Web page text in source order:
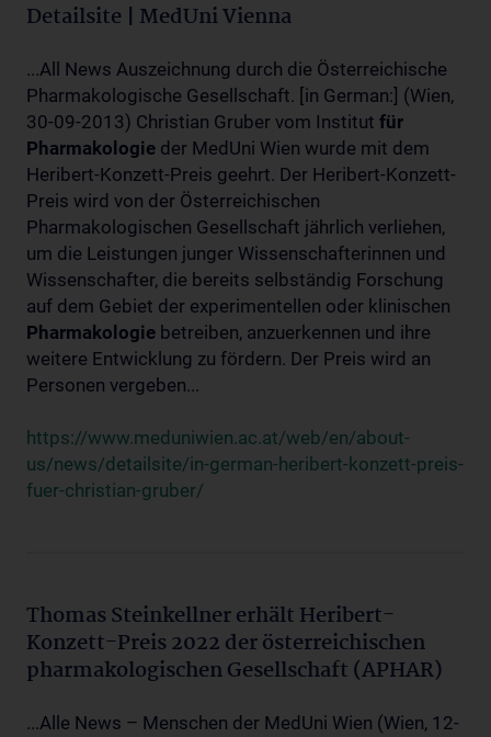
Detailsite | MedUni Vienna
...All News Auszeichnung durch die Österreichische
Pharmakologische Gesellschaft. [in German:] (Wien,
30-09-2013) Christian Gruber vom Institut für
Pharmakologie der MedUni Wien wurde mit dem
Heribert-Konzett-Preis geehrt. Der Heribert-Konzett-
Preis wird von der Österreichischen
Pharmakologischen Gesellschaft jährlich verliehen,
um die Leistungen junger Wissenschafterinnen und
Wissenschafter, die bereits selbständig Forschung
auf dem Gebiet der experimentellen oder klinischen
Pharmakologie betreiben, anzuerkennen und ihre
weitere Entwicklung zu fördern. Der Preis wird an
Personen vergeben...
https://www.meduniwien.ac.at/web/en/about-
us/news/detailsite/in-german-heribert-konzett-preis-
fuer-christian-gruber/
Thomas Steinkellner erhält Heribert-
Konzett-Preis 2022 der österreichischen
pharmakologischen Gesellschaft (APHAR)
...Alle News – Menschen der MedUni Wien (Wien, 12-